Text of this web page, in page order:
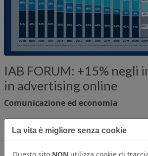
IAB FORUM: +15% negli
in advertising online
Comunicazione ed economia
Il web è vivo e parte della quotidianità
italiani.In crescita, di conseguenza,
La vita è migliore senza cookie